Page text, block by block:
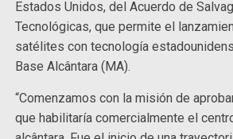
Estados Unidos, del Acuerdo de
Tecnológicas, que permite el
satélites con tecnología
Base Alcântara (MA).
“Comenzamos con la misión de
que habilitaría comercialmente el